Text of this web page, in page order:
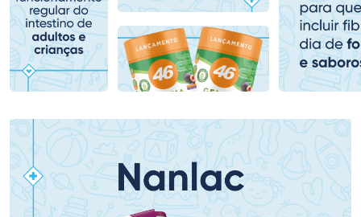
Comprar sem Desconto
Por R$ 153,99/cada
Comprar sem Desconto
Por R$ 153,99/cada
Comprar sem Desconto
Por R$ 478,99/cada
Comprar sem Desconto
Por R$ 478,99/cada